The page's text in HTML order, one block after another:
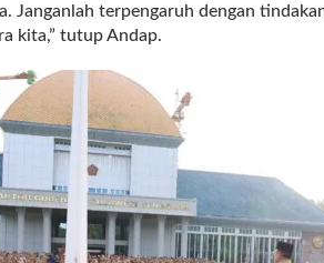
Janganlah terpengaruh dengan
kita,” tutup Andap.